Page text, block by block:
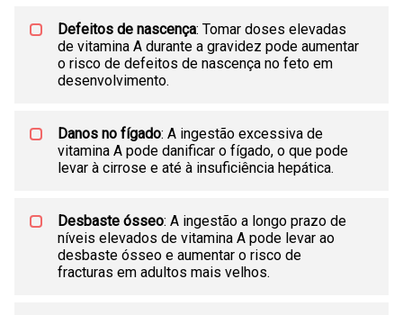
Defeitos de nascença: Tomar doses elevadas
de vitamina A durante a gravidez pode aumentar
o risco de defeitos de nascença no feto em
desenvolvimento.
Danos no fígado: A ingestão excessiva de
vitamina A pode danificar o fígado, o que pode
levar à cirrose e até à insuficiência hepática.
Desbaste ósseo: A ingestão a longo prazo de
níveis elevados de vitamina A pode levar ao
desbaste ósseo e aumentar o risco de
fracturas em adultos mais velhos.